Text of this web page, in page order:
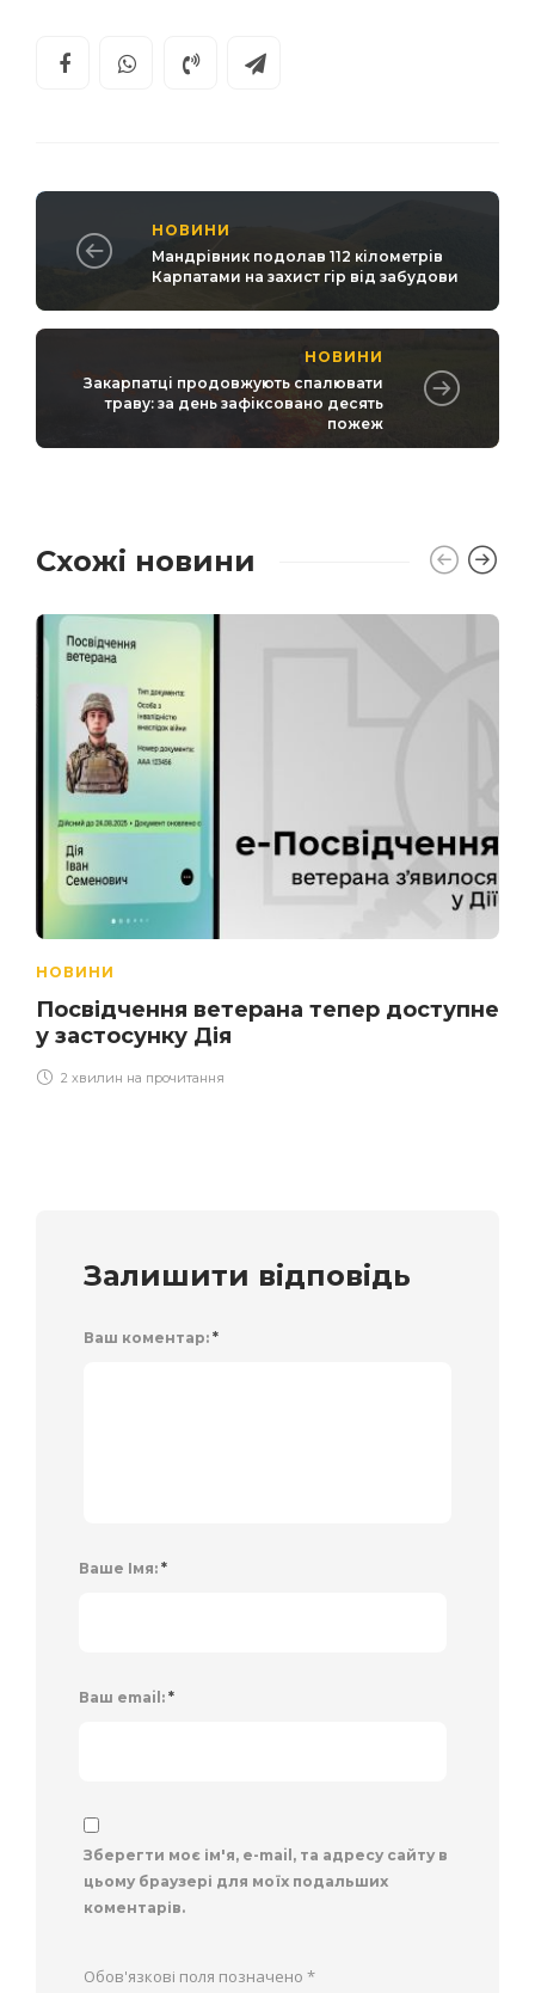
НОВИНИ
Мандрівник подолав 112 кілометрів
Карпатами на захист гір від забудови
НОВИНИ
Закарпатці продовжують спалювати
траву: за день зафіксовано десять
пожеж
Схожі новини
НОВИНИ
Посвідчення ветерана тепер доступне
у застосунку Дія
2 хвилин на прочитання
Залишити відповідь
Ваш коментар: *
Ваше Імя: *
Ваш email: *
Зберегти моє ім'я, e-mail, та адресу сайту в
цьому браузері для моїх подальших
коментарів.
Обов'язкові поля позначено *